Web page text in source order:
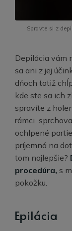
Spravte si z
Depilácia vám
sa ani z jej
dňoch totiž
kde ste sa ich
spravíte z
rámci
ochlpené
príjemná na
tom najlepšie?
procedúra, s
pokožku.
Epilácia